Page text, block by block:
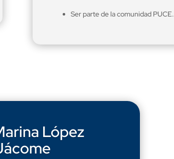
Ser parte de la comunidad PUCE.
López